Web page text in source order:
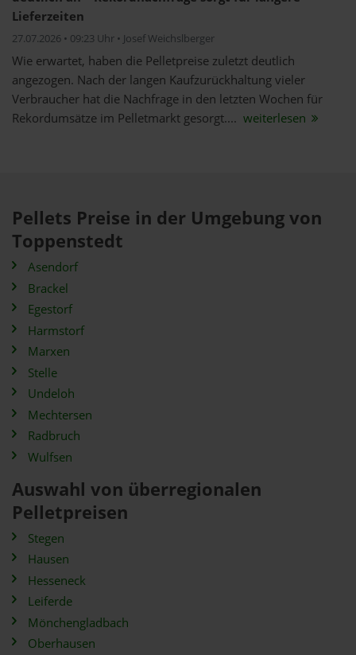
Lieferzeiten
27.07.2026 • 09:23 Uhr • Josef Weichslberger
Wie erwartet, haben die Pelletpreise zuletzt deutlich
angezogen. Nach der langen Kaufzurückhaltung vieler
Verbraucher hat die Nachfrage in den letzten Wochen für
Rekordumsätze im Pelletmarkt gesorgt.... weiterlesen
Pellets Preise in der Umgebung von
Toppenstedt
Asendorf
Brackel
Egestorf
Harmstorf
Marxen
Stelle
Undeloh
Mechtersen
Radbruch
Wulfsen
Auswahl von überregionalen
Pelletpreisen
Stegen
Hausen
Hesseneck
Leiferde
Mönchengladbach
Oberhausen